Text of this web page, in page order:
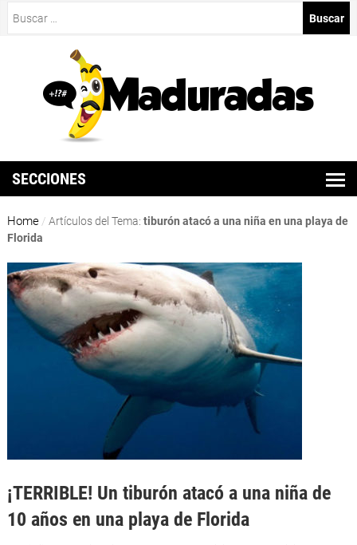
SECCIONES
Home / Artículos del Tema: tiburón atacó a una niña en una playa de
Florida
¡TERRIBLE! Un tiburón atacó a una niña de
10 años en una playa de Florida